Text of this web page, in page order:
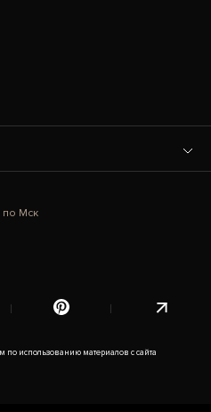
по Мск
по использованию материалов с сайта